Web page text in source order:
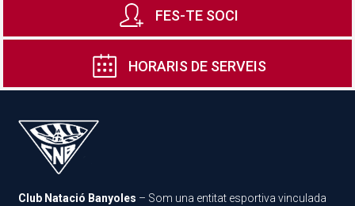
FES-TE SOCI
HORARIS DE SERVEIS
Club Natació Banyoles – Som una entitat esportiva vinculada